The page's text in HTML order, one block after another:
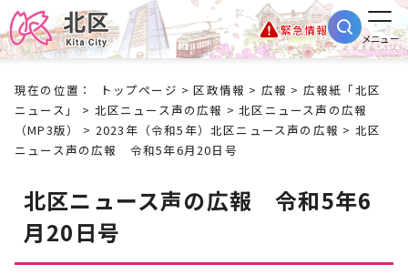
緊急情報
メニュー
現在の位置： トップページ >区政情報 > 広報 > 広報紙「北区
ニュース」
> 北区ニュース声の広報 >北区ニュース声の広報
（MP3版）
> 2023年（令和5年）北区ニュース声の広報 > 北区
ニュース声の広報 令和5年6月20日号
北区ニュース声の広報 令和5年6
月20日号